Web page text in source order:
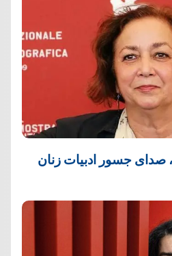
جسور ادبیات زنان